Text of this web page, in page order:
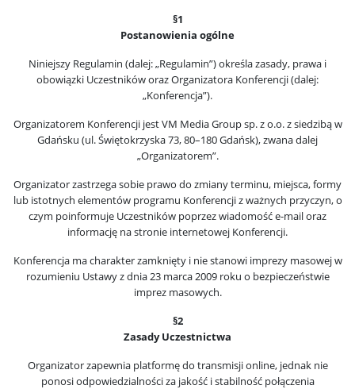
§1
Postanowienia ogólne
Niniejszy Regulamin (dalej: „Regulamin”) określa zasady, prawa i
obowiązki Uczestników oraz Organizatora Konferencji (dalej:
„Konferencja”).
Organizatorem Konferencji jest VM Media Group sp. z o.o. z siedzibą w
Gdańsku (ul. Świętokrzyska 73, 80–180 Gdańsk), zwana dalej
„Organizatorem”.
Organizator zastrzega sobie prawo do zmiany terminu, miejsca, formy
lub istotnych elementów programu Konferencji z ważnych przyczyn, o
czym poinformuje Uczestników poprzez wiadomość e-mail oraz
informację na stronie internetowej Konferencji.
Konferencja ma charakter zamknięty i nie stanowi imprezy masowej w
rozumieniu Ustawy z dnia 23 marca 2009 roku o bezpieczeństwie
imprez masowych.
§2
Zasady Uczestnictwa
Organizator zapewnia platformę do transmisji online, jednak nie
ponosi odpowiedzialności za jakość i stabilność połączenia